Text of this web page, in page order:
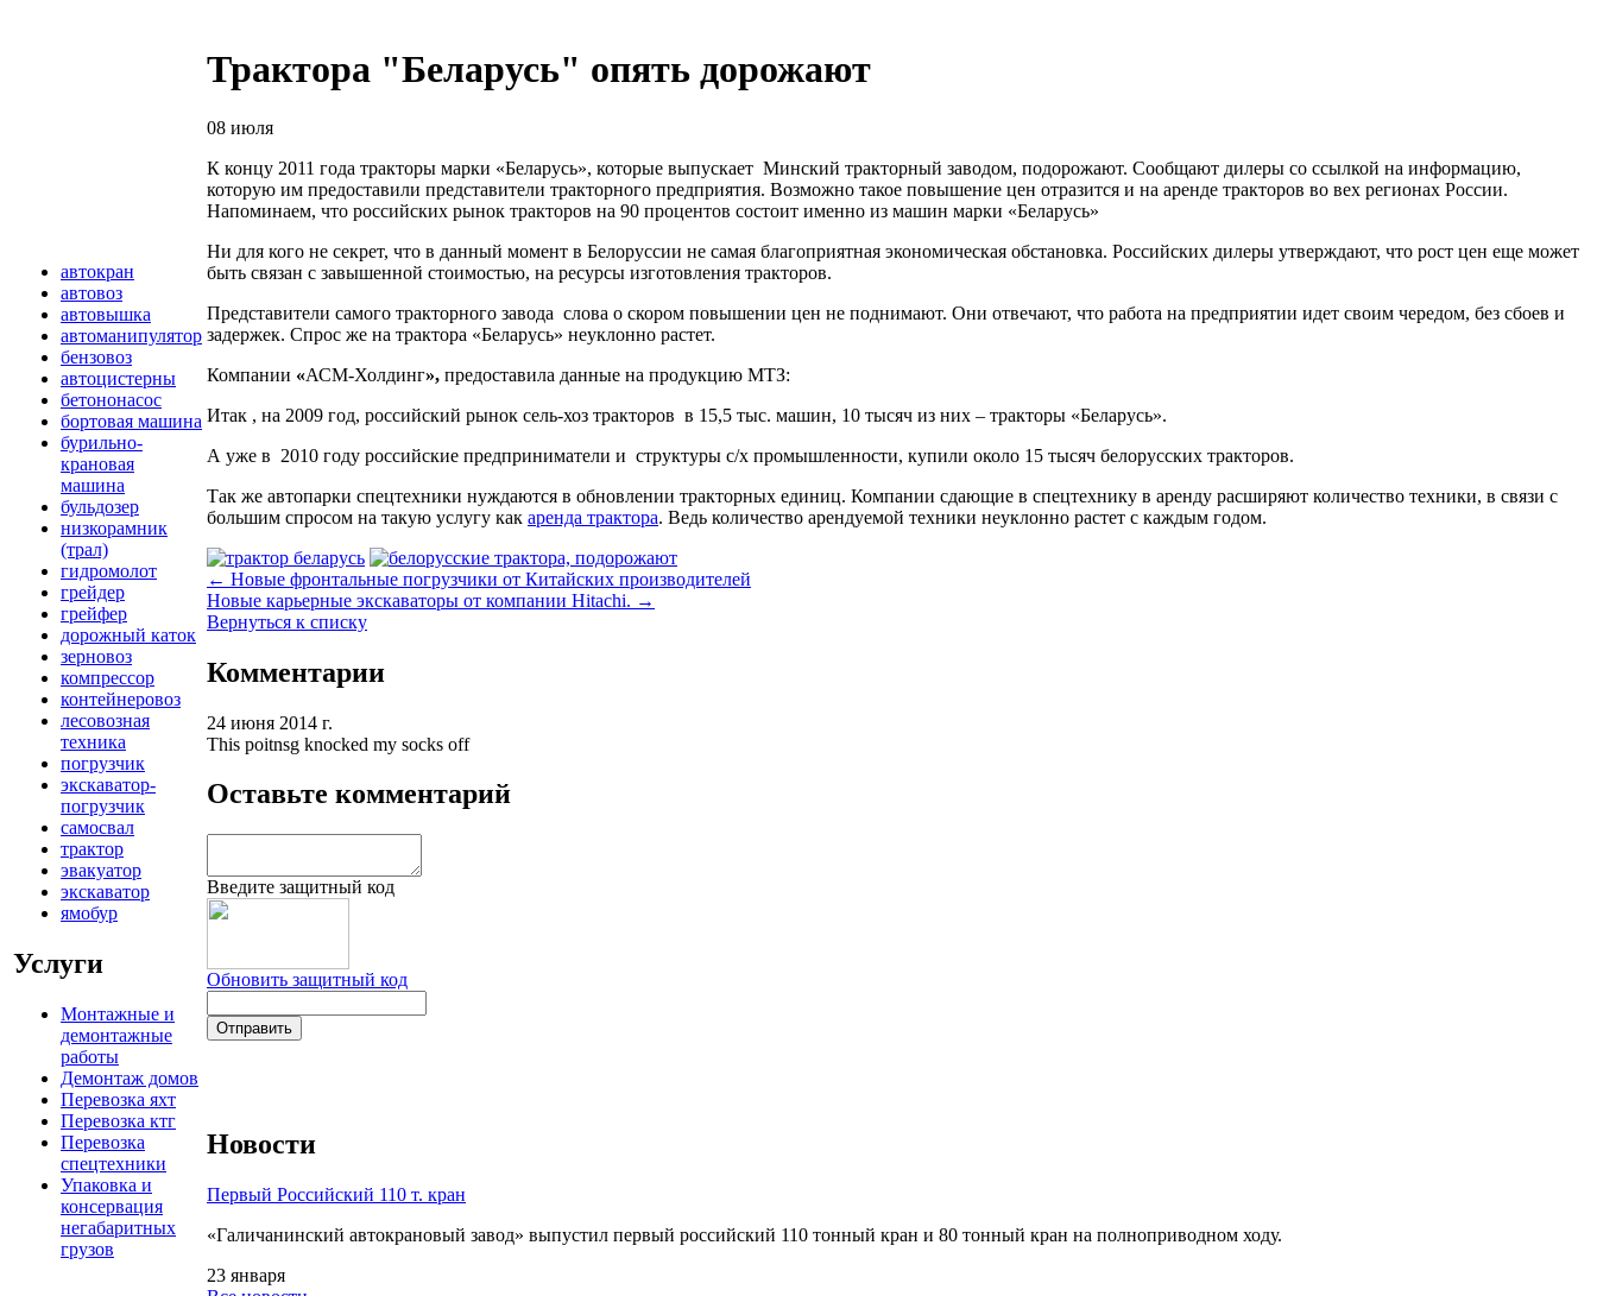
автокран
автовоз
автовышка
автоманипулятор
бензовоз
автоцистерны
бетононасос
бортовая машина
бурильно-
крановая
машина
бульдозер
низкорамник
(трал)
гидромолот
грейдер
грейфер
дорожный каток
зерновоз
компрессор
контейнеровоз
лесовозная
техника
погрузчик
экскаватор-
погрузчик
самосвал
трактор
эвакуатор
экскаватор
ямобур
Услуги
Монтажные и
демонтажные
работы
Демонтаж домов
Перевозка яхт
Перевозка ктг
Перевозка
спецтехники
Упаковка и
консервация
негабаритных
грузов
Трактора "Беларусь" опять дорожают
08 июля
К концу 2011 года тракторы марки «Беларусь», которые выпускает Минский тракторный заводом, подорожают. Сообщают дилеры со ссылкой на информацию,
которую им предоставили представители тракторного предприятия. Возможно такое повышение цен отразится и на аренде тракторов во вех регионах России.
Напоминаем, что российских рынок тракторов на 90 процентов состоит именно из машин марки «Беларусь»
Ни для кого не секрет, что в данный момент в Белоруссии не самая благоприятная экономическая обстановка. Российских дилеры утверждают, что рост цен еще может
быть связан с завышенной стоимостью, на ресурсы изготовления тракторов.
Представители самого тракторного завода слова о скором повышении цен не поднимают. Они отвечают, что работа на предприятии идет своим чередом, без сбоев и
задержек. Спрос же на трактора «Беларусь» неуклонно растет.
Компании «АСМ-Холдинг», предоставила данные на продукцию МТЗ:
Итак , на 2009 год, российский рынок сель-хоз тракторов в 15,5 тыс. машин, 10 тысяч из них – тракторы «Беларусь».
А уже в 2010 году российские предприниматели и структуры с/х промышленности, купили около 15 тысяч белорусских тракторов.
Так же автопарки спецтехники нуждаются в обновлении тракторных единиц. Компании сдающие в спецтехнику в аренду расширяют количество техники, в связи с
большим спросом на такую услугу как аренда трактора. Ведь количество арендуемой техники неуклонно растет с каждым годом.
← Новые фронтальные погрузчики от Китайских производителей
Новые карьерные экскаваторы от компании Hitachi. →
Вернуться к списку
Комментарии
24 июня 2014 г.
This poitnsg knocked my socks off
Оставьте комментарий
Введите защитный код
Обновить защитный код
Новости
Первый Российский 110 т. кран
«Галичанинский автокрановый завод» выпустил первый российский 110 тонный кран и 80 тонный кран на полноприводном ходу.
23 января